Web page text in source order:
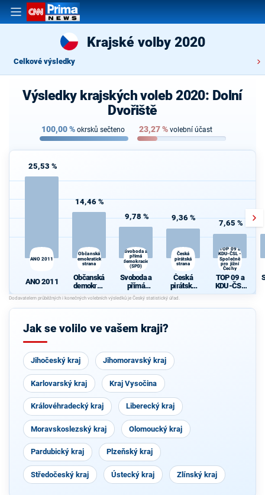
Krajské volby 2020
Celkové výsledky
Výsledky krajských voleb 2020: Dolní
Dvořiště
100,00% okrsků sečteno 23,27% volební účast
25,53 %
ANO 2011
ANO 2011
14,46 %
Občanská
demokratická
strana
Občanská
demokrati
cká strana
9,78 %
Svoboda a
přímá
demokracie
(SPD)
Svoboda a
přímá
demokraci
e (SPD)
9,36 %
Česká
pirátská
strana
Česká
pirátská
strana
7,65 %
TOP 09 a
KDU-ČSL -
Společně
pro jižní
Čechy
TOP 09 a
KDU-ČSL
- Společně
Čechy
Jak se volilo ve vašem kraji?
Jihočeský kraj Jihomoravský kraj
Karlovarský kraj Kraj Vysočina
Královéhradecký kraj Liberecký kraj
Moravskoslezský kraj Olomoucký kraj
Pardubický kraj Plzeňský kraj
Středočeský kraj Ústecký kraj Zlínský kraj